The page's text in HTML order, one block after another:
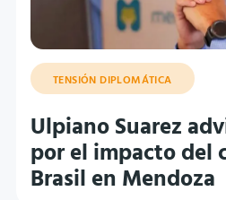
TENSIÓN DIPLOMÁTICA
Ulpiano Suarez
por el impacto del
Brasil en Mendoza